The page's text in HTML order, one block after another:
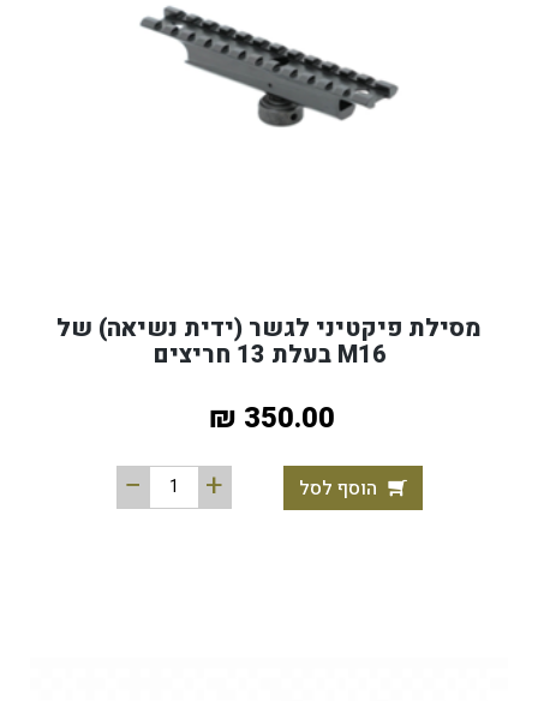
מסילת פיקטיני לגשר (ידית נשיאה) של
M16 בעלת 13 חריצים
350.00 ₪